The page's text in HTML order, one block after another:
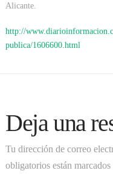
Alicante.
http://
publica/1606600.html
Deja una
Tu dirección de correo
obligatorios están marcados